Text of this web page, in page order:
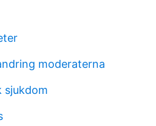
moderaterna
sjukdom